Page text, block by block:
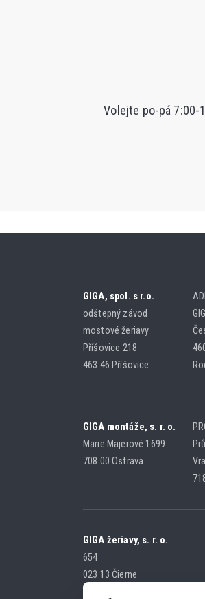
Volejte po-pá 7:00-
GIGA, spol. s r.o.
odštepný závod
mostové žeriavy
Příšovice 218
463 46 Příšovice
GIGA montáže, s. r. o.
Marie Majerové 1699
708 00 Ostrava
GIGA žeriavy, s. r. o.
654
023 13 Čierne